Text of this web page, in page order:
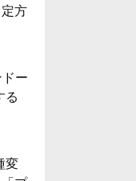
方
ー
る
変